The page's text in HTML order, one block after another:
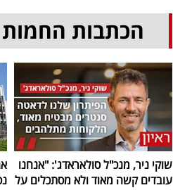
הכתבות החמות
שוקי ניר, מנכ"ל סולאראדג': "אנחנו
עובדים קשה מאוד ולא מסתכלים על